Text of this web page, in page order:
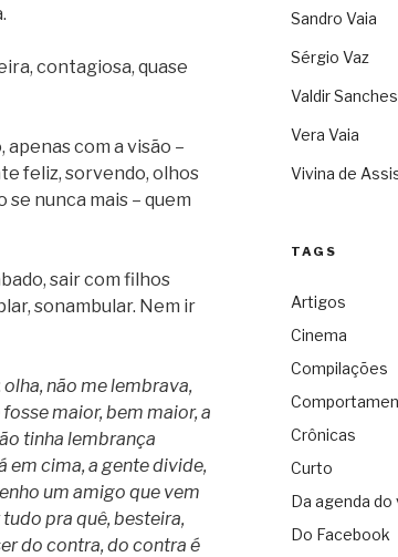
contagiosa, quase
apenas com a visão –
feliz, sorvendo, olhos
se nunca mais – quem
sair com filhos
sonambular. Nem ir
olha, não me lembrava,
maior, bem maior, a
tinha lembrança
em cima, a gente divide,
um amigo que vem
pra quê, besteira,
do contra, do contra é
Sandro Vaia
Sérgio Vaz
Valdir Sanches
Vera Vaia
Vivina de
TAGS
Artigos
Cinema
Compilações
Crônicas
Curto
Da agenda do
Do Facebook